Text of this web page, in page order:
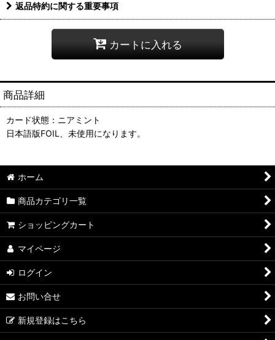
返品特約に関する重要事項
カートに入れる
商品詳細
カード状態：ニアミント
日本語版FOIL、未使用になります。
ホーム
商品カテゴリ一覧
ショッピングカート
マイページ
ログイン
お問い合せ
新規登録はこちら